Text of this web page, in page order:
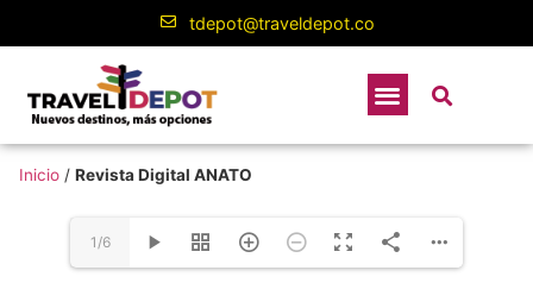
tdepot@traveldepot.co
Inicio / Revista Digital ANATO
1/6